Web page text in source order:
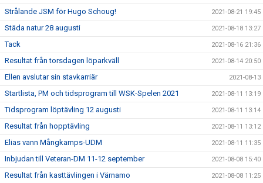
Strålande JSM för Hugo Schoug! 2021-08-21 19:45
Städa natur 28 augusti 2021-08-18 13:27
Tack 2021-08-16 21:36
Resultat från torsdagen löparkväll 2021-08-14 20:50
Ellen avslutar sin stavkarriär 2021-08-13
Startlista, PM och tidsprogram till WSK-Spelen 2021 2021-08-11 13:19
Tidsprogram löptävling 12 augusti 2021-08-11 13:14
Resultat från hopptävling 2021-08-11 13:12
Elias vann Mångkamps-UDM 2021-08-11 11:35
Inbjudan till Veteran-DM 11-12 september 2021-08-08 15:40
Resultat från kasttävlingen i Värnamo 2021-08-08 11:25